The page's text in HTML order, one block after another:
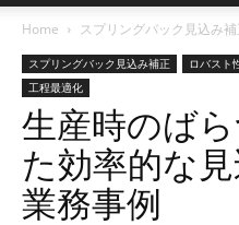
Home スプリングバック見込み補
スプリングバック見込み補正 ロバスト
工程最適化
生産時のば
た効率的な
業務事例